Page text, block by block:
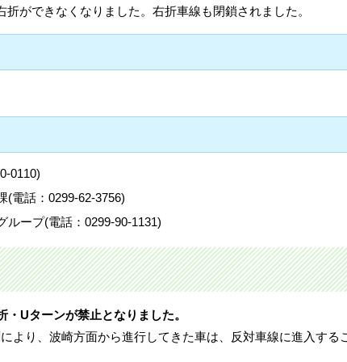
ができなくなりました。右折車線も閉鎖されました。
0110)
(電話：0299-62-3756)
ループ(電話：0299-90-1131)
Uターンが禁止となりました。
より、波崎方面から進行してきた車は、反対車線に進入する